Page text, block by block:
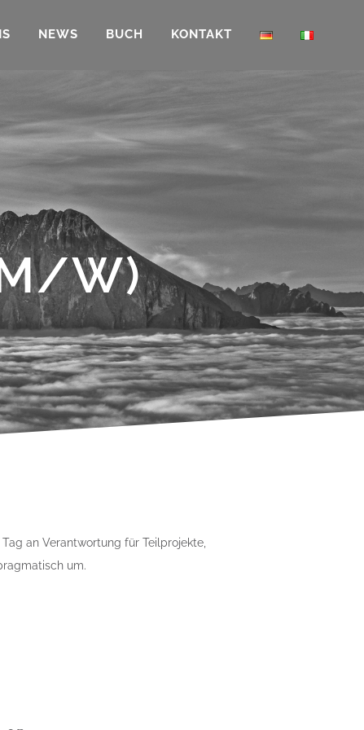
NEWS BUCH KONTAKT
W)
an Verantwortung für Teilprojekte,
um.